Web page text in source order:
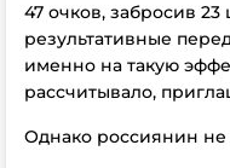
47 очков, забросив
результативные
именно на такую
рассчитывало,
Однако россиянин не